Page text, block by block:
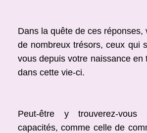
Dans la quête de ces réponses,
de nombreux trésors, ceux qui
vous depuis votre naissance en
dans cette vie-ci.
Peut-être y trouverez-vous
capacités, comme celle de